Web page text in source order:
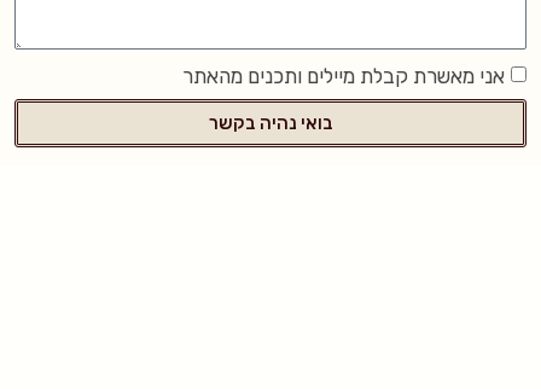
אני מאשרת קבלת מיילים ותכנים מהאתר
בואי נהיה בקשר